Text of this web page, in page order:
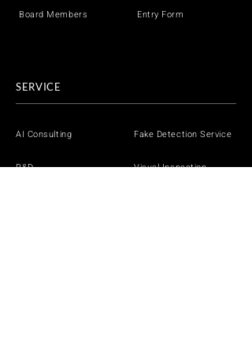
Board Members Entry Form
SERVICE
AI Consulting
R&D
Fake Detection Service
Visual Inspection